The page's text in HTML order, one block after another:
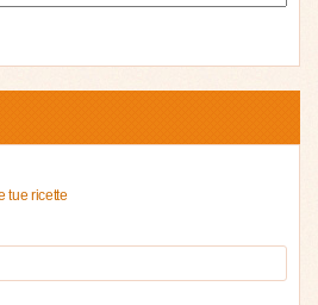
tue ricette